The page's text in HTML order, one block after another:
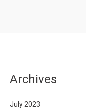
Archives
July 2023